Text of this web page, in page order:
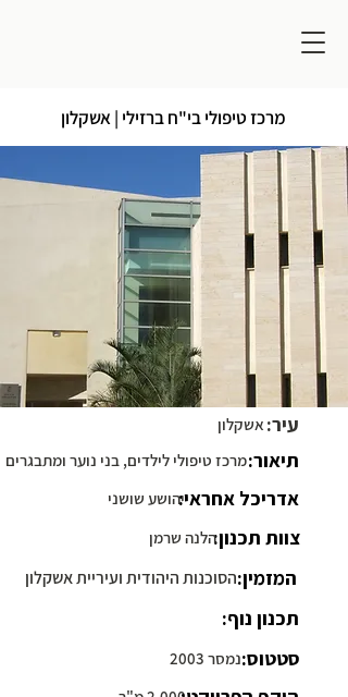
מרכז טיפולי בי"ח ברזילי | אשקלון
אשקלון
מרכז טיפולי לילדים, בני נוער ומתבגרים
נמסר 2003
עיר:
תיאור:
אדריכל אחראי:
צוות תכנון:
המזמין:
תכנון נוף:
סטטוס:
יהושע שושני
הסוכנות היהודית ועיריית אשקלון
הלנה שרמן